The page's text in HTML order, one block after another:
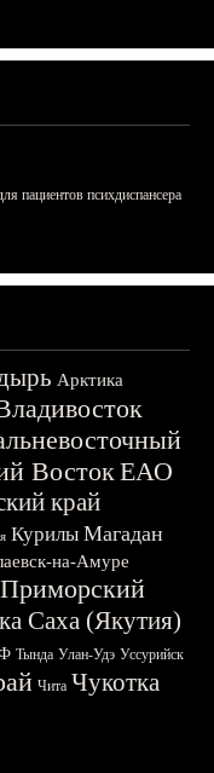
пациентов психдиспансера
Арктика
ВостокЕАО
край
Курилы Магадан
на-Амуре
Приморский
Саха (Якутия)
Тында Улан-Удэ Уссурийск
Чита Чукотка